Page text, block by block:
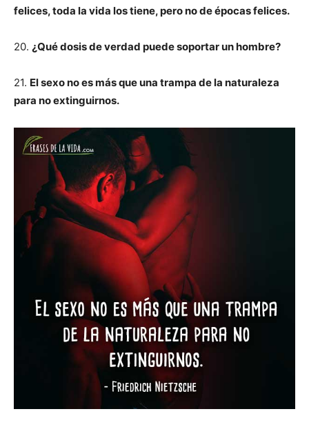
felices, toda la vida los tiene, pero no de épocas felices.
20. ¿Qué dosis de verdad puede soportar un hombre?
21. El sexo no es más que una trampa de la naturaleza
para no extinguirnos.